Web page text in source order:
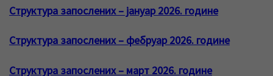
Структура запослених – јануар 2026. године
Структура запослених – фебруар 2026. године
Структура запослених – март 2026. године